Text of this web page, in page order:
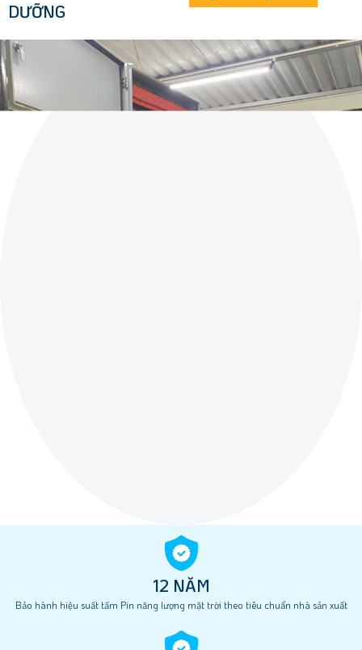
DƯỠNG
12 NĂM
Bảo hành hiệu suất tấm Pin năng lượng mặt trời theo tiêu chuẩn nhà sản xuất